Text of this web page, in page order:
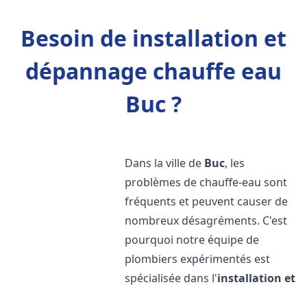
Besoin de installation et
dépannage chauffe eau
Buc ?
Dans la ville de Buc, les
problèmes de chauffe-eau sont
fréquents et peuvent causer de
nombreux désagréments. C'est
pourquoi notre équipe de
plombiers expérimentés est
spécialisée dans l'installation et